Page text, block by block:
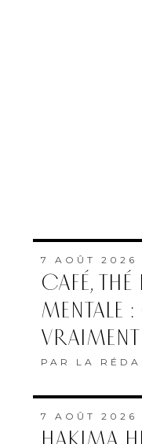
7 AOÛT 2026
CAFÉ, THÉ
MENTALE
PAR LA
7 AOÛT 2026